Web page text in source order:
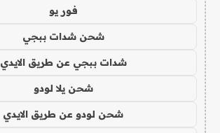
فور يو
شحن شدات ببجي
شدات ببجي عن طريق الايدي
شحن يلا لودو
شحن لودو عن طريق الايدي